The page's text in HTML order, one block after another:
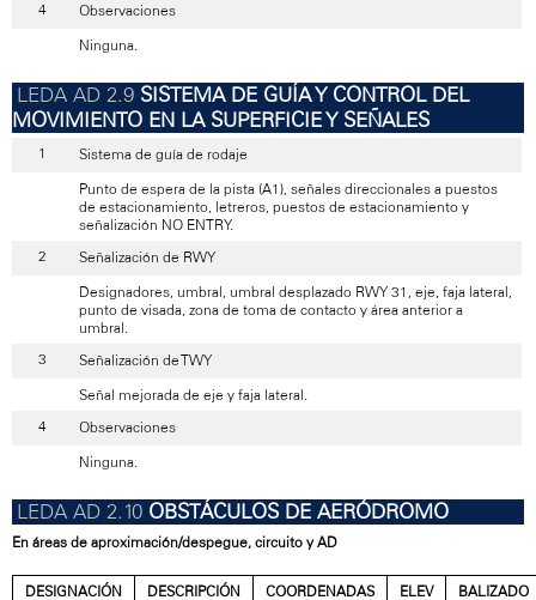
Observaciones
Ninguna.
SISTEMA DE GUÍA Y CONTROL DEL
MOVIMIENTO EN LA SUPERFICIE Y SEÑALES
Sistema de guía de rodaje
Punto de espera de la pista (A1), señales direccionales a puestos
de estacionamiento, letreros, puestos de estacionamiento y
señalización NO ENTRY.
Señalización de RWY
Designadores, umbral, umbral desplazado RWY 31, eje, faja lateral,
punto de visada, zona de toma de contacto y área anterior a
umbral.
Señalización de TWY
Señal mejorada de eje y faja lateral.
Observaciones
Ninguna.
OBSTÁCULOS DE AERÓDROMO
En áreas de aproximación/despegue, circuito y AD
DESIGNACIÓN DESCRIPCIÓN COORDENADAS
ELEV
BALIZADO